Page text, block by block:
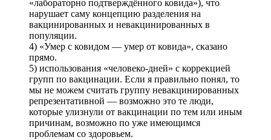
«лабораторно подтверждённого ковида»), что
нарушает саму концепцию разделения на
вакцинированных и невакцинированных в
популяции.
4) «Умер с ковидом — умер от ковида», сказано
прямо.
5) использования «человеко-дней» с коррекцией
групп по вакцинации. Если я правильно понял, то
мы не можем считать группу невакцинированных
репрезентативной — возможно это те люди,
которые улизнули от вакцинации по тем или иным
причинам, возможно по уже имеющимся
проблемам со здоровьем.